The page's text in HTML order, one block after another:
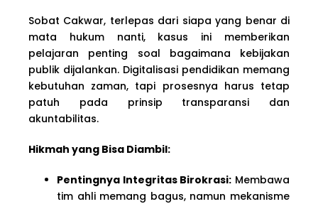
Sobat Cakwar, terlepas dari siapa yang benar di
mata hukum nanti, kasus ini memberikan
pelajaran penting soal bagaimana kebijakan
publik dijalankan. Digitalisasi pendidikan memang
kebutuhan zaman, tapi prosesnya harus tetap
patuh pada prinsip transparansi dan
akuntabilitas.
Hikmah yang Bisa Diambil:
Pentingnya Integritas Birokrasi: Membawa
tim ahli memang bagus, namun mekanisme